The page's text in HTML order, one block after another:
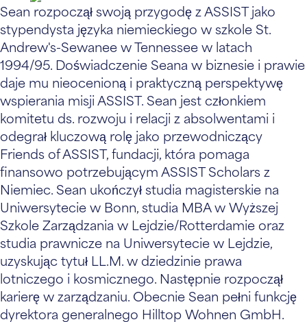
Sean rozpoczął swoją przygodę z ASSIST jako
stypendysta języka niemieckiego w szkole St.
Andrew's-Sewanee w Tennessee w latach
1994/95. Doświadczenie Seana w biznesie i prawie
daje mu nieocenioną i praktyczną perspektywę
wspierania misji ASSIST. Sean jest członkiem
komitetu ds. rozwoju i relacji z absolwentami i
odegrał kluczową rolę jako przewodniczący
Friends of ASSIST, fundacji, która pomaga
finansowo potrzebującym ASSIST Scholars z
Niemiec. Sean ukończył studia magisterskie na
Uniwersytecie w Bonn, studia MBA w Wyższej
Szkole Zarządzania w Lejdzie/Rotterdamie oraz
studia prawnicze na Uniwersytecie w Lejdzie,
uzyskując tytuł LL.M. w dziedzinie prawa
lotniczego i kosmicznego. Następnie rozpoczął
karierę w zarządzaniu. Obecnie Sean pełni funkcję
dyrektora generalnego Hilltop Wohnen GmbH.